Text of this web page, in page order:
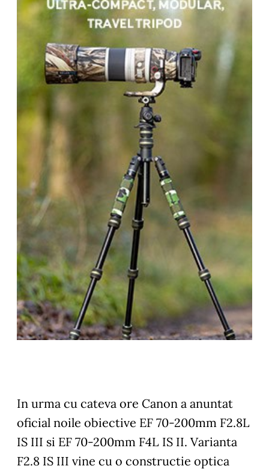
In urma cu cateva ore Canon a anuntat
oficial noile obiective EF 70-200mm F2.8L
IS III si EF 70-200mm F4L IS II. Varianta
F2.8 IS III vine cu o constructie optica